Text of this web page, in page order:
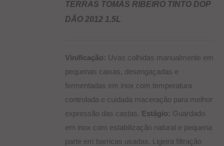
TERRAS TOMÁS RIBEIRO TINTO DOP
DÃO 2012 1,5L
Vinificação: Uvas colhidas manualmente em
pequenas caixas, desengaçadas e
fermentadas em inox com temperatura
controlada e cuidada maceração para melhor
expressão das castas. Estágio: Guardado
em inox com estabilização natural e pequena
parte em barricas usadas. Ligeira filtração